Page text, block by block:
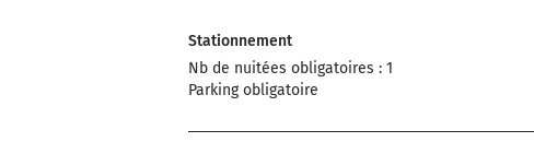
Stationnement
Nb de nuitées obligatoires : 1
Parking obligatoire